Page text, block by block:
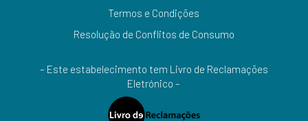
Termos e Condições
Resolução de Conflitos de Consumo
– Este estabelecimento tem Livro de Reclamações
Eletrónico –